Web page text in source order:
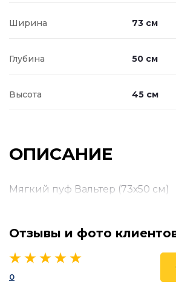
Ширина 73 см
Глубина 50 см
Высота 45 см
ОПИСАНИЕ
Мягкий пуф Вальтер (73х50 см)
Отзывы и фото
0